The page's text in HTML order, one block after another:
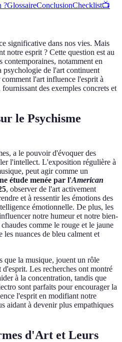
?GlossaireConclusionChecklist📺
significative dans nos vies. Mais
notre esprit ? Cette question est au
contemporaines, notamment en
psychologie de l'art continuent
l'art influence l'esprit à
des exemples concrets et
le Psychisme
a le pouvoir d'évoquer des
l'intellect. L'exposition régulière à
peut agir comme un
étude menée par l'American
, observer de l'art activement
et à ressentir les émotions des
émotionnelle. De plus, les
notre humeur et notre bien-
comme le rouge et le jaune
nuances de bleu calment et
que la musique, jouent un rôle
Les recherches ont montré
à la concentration, tandis que
sont parfaits pour encourager la
l'esprit en modifiant notre
aidant à devenir plus empathiques
d'Art et Leurs